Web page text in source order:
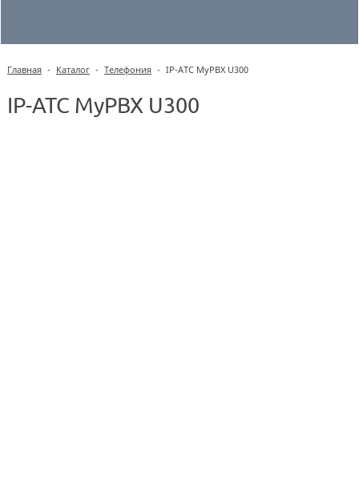
Главная - Каталог - Телефония - IP-АТС MyPBX U300
IP-АТС MyPBX U300